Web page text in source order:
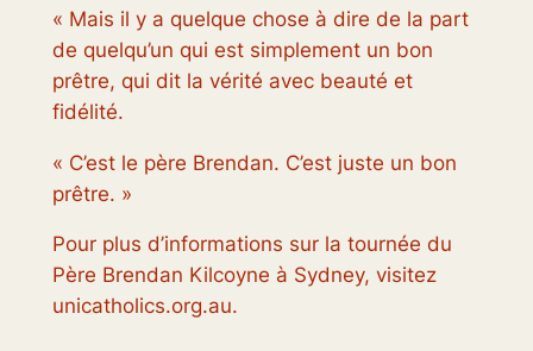
« Mais il y a quelque chose à dire de la part
de quelqu’un qui est simplement un bon
prêtre, qui dit la vérité avec beauté et
fidélité.
« C’est le père Brendan. C’est juste un bon
prêtre. »
Pour plus d’informations sur la tournée du
Père Brendan Kilcoyne à Sydney, visitez
unicatholics.org.au.